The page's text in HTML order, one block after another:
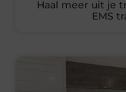
Haal meer uit je
EMS